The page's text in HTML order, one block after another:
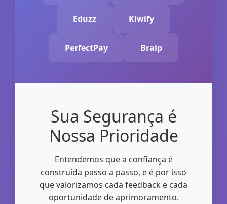
Eduzz Kiwify
PerfectPay Braip
Sua Segurança é
Nossa Prioridade
Entendemos que a confiança é
construída passo a passo, e é por isso
que valorizamos cada feedback e cada
oportunidade de aprimoramento.